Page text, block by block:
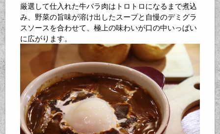
厳選して仕入れた牛バラ肉はトロトロになるまで煮込
み、野菜の旨味が溶け出したスープと自慢のデミグラ
スソースを合わせて、極上の味わいが口の中いっぱい
に広がります。